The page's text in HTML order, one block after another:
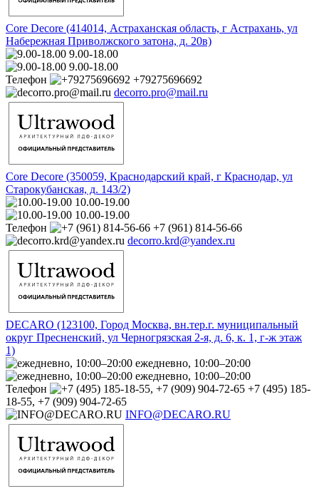
Core Decore (414014, Астраханская область, г Астрахань, ул
Набережная Приволжского затона, д. 20в)
9.00-18.00
9.00-18.00
Телефон
+79275696692
decorro.pro@mail.ru
Core Decore (350059, Краснодарский край, г Краснодар, ул
Старокубанская, д. 143/2)
10.00-19.00
10.00-19.00
Телефон
+7 (961) 814-56-66
decorro.krd@yandex.ru
DECARO (123100, Город Москва, вн.тер.г. муниципальный
округ Пресненский, ул Черногрязская 2-я, д. 6, к. 1, г-ж этаж
1)
ежедневно, 10:00–20:00
ежедневно, 10:00–20:00
Телефон
+7 (495) 185-
18-55, +7 (909) 904-72-65
INFO@DECARO.RU